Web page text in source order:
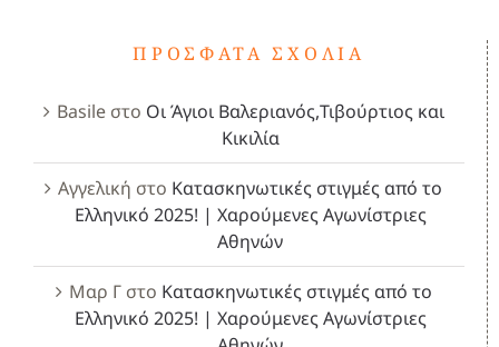
ΠΡΌΣΦΑΤΑ ΣΧΌΛΙΑ
Basileστο Οι Άγιοι Βαλεριανός,Τιβούρτιος και
Κικιλία
Αγγελική στο Κατασκηνωτικές στιγμές από το
Ελληνικό 2025! | Χαρούμενες Αγωνίστριες
Αθηνών
Μαρ Γστο Κατασκηνωτικές στιγμές από το
Ελληνικό 2025! | Χαρούμενες Αγωνίστριες